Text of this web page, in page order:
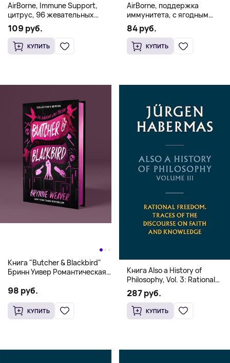
AirBorne, Immune Support,
цитрус, 96 жевательных
таблеток
109 руб.
КУПИТЬ
AirBorne, поддержка
иммунитета, с ягодным
вкусом, 64 жевательные
таблетки
84 руб.
КУПИТЬ
Книга "Butcher & Blackbird"
Бринн Уивер Романтическая
(18+)
98 руб.
КУПИТЬ
Книга Also a History of
Philosophy, Vol. 3: Rational
Freedom. Traces of the
Discourse on Faith and
Knowledge (Твердый
переплет)
287 руб.
КУПИТЬ